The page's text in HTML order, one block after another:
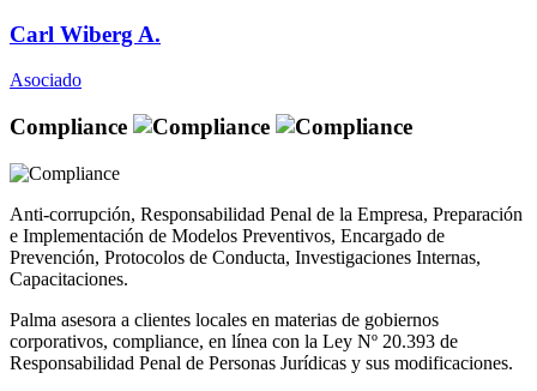
Carl Wiberg A.
Asociado
Compliance
Anti-corrupción, Responsabilidad Penal de la Empresa, Preparación
e Implementación de Modelos Preventivos, Encargado de
Prevención, Protocolos de Conducta, Investigaciones Internas,
Capacitaciones.
Palma asesora a clientes locales en materias de gobiernos
corporativos, compliance, en línea con la Ley Nº 20.393 de
Responsabilidad Penal de Personas Jurídicas y sus modificaciones.